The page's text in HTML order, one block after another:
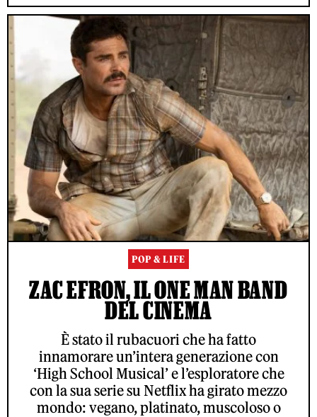
POP & LIFE
ZAC EFRON, IL ONE MAN BAND
DEL CINEMA
È stato il rubacuori che ha fatto
innamorare un’intera generazione con
‘High School Musical’ e l’esploratore che
con la sua serie su Netflix ha girato mezzo
mondo: vegano, platinato, muscoloso o